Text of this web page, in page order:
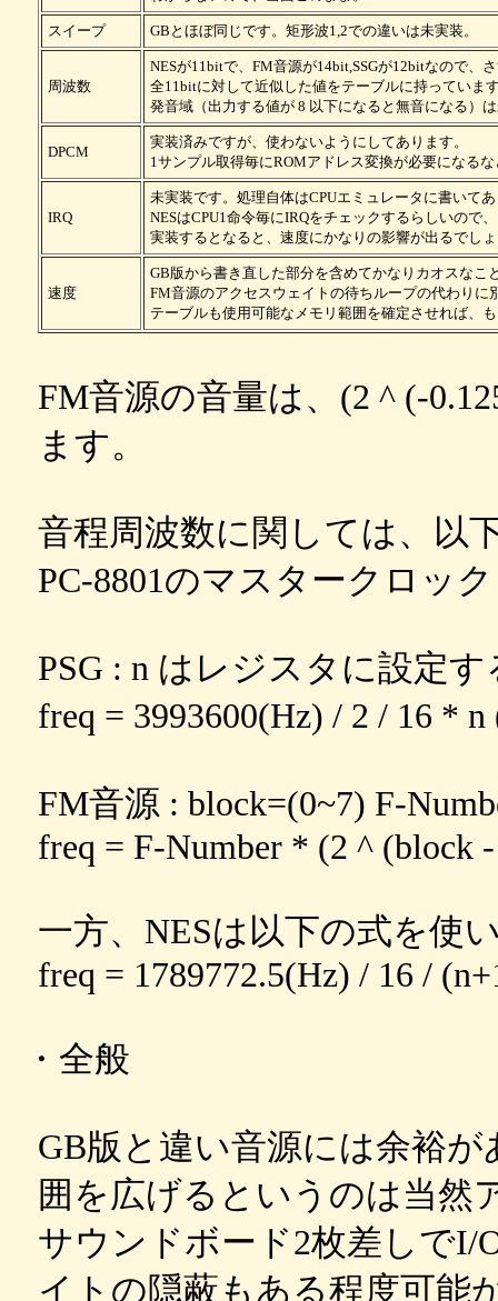
スイープ GBとほぼ同じです。矩形波1,2での違いは未実装。
周波数
NESが11bitで、FM音源が14bit,SSGが12bitなので、
全11bitに対して近似した値をテーブルに持っていま
発音域（出力する値が 8 以下になると無音になる）
DPCM
実装済みですが、使わないようにしてあります。
1サンプル取得毎にROMアドレス変換が必要になる
IRQ
未実装です。処理自体はCPUエミュレータに書いて
NESはCPU1命令毎にIRQをチェックするらしいので、
実装するとなると、速度にかなりの影響が出るでし
速度
GB版から書き直した部分を含めてかなりカオスな
FM音源のアクセスウェイトの待ちループの代わり
テーブルも使用可能なメモリ範囲を確定させれば、
FM音源の音量は、(2 ^ (-
ます。
音程周波数に関しては、以
PC-8801のマスタークロック
PSG : n はレジスタに設定
freq = 3993600(Hz) / 2 / 16 *
FM音源 : block=(0~7) F-
freq = F-Number * (2 ^ (block
一方、NESは以下の式を使
freq = 1789772.5(Hz) / 16 /
・全般
GB版と違い音源には余裕
囲を広げるというのは当然
サウンドボード2枚差しでI/
イトの隠蔽もある程度可能